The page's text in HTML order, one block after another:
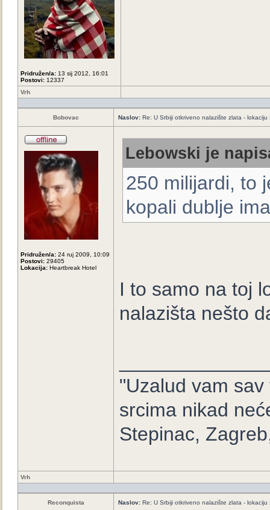
Pridružen/a: 13 sij 2012, 16:01
Postovi: 12337
Vrh
Bobovac Naslov: Re: U Srbiji otkriveno nalazište zlata -
Pridružen/a: 24 ruj 2009, 10:09
Postovi: 29405
Lokacija: Heartbreak Hotel
Lebowski je
250 milijardi, to
kopali dublje
I to samo na toj
nalazišta nešto
"Uzalud vam
srcima nikad
Stepinac,
Vrh
Reconquista Naslov: Re: U Srbiji otkriveno nalazište zlata -